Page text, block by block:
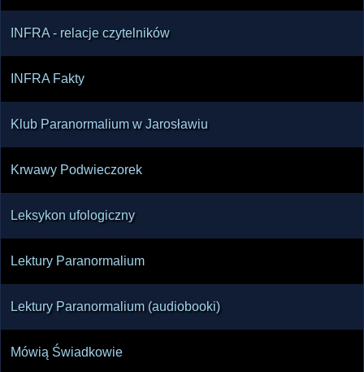
INFRA - relacje czytelników
INFRA Fakty
Klub Paranormalium w Jarosławiu
Krwawy Podwieczorek
Leksykon ufologiczny
Lektury Paranormalium
Lektury Paranormalium (audiobooki)
Mówią Świadkowie